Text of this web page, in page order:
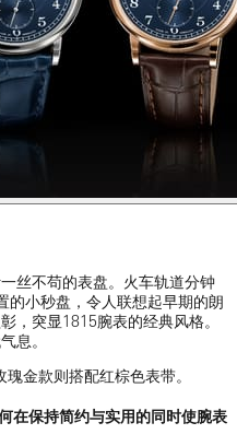
丝不苟的表盘。火车轨道分钟
的小秒盘，令人联想起早期的朗
，突显1815腕表的经典风格。
息。
金款则搭配红棕色表带。
在保持简约与实用的同时使腕表